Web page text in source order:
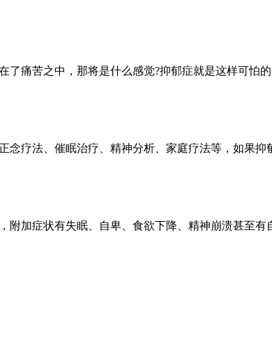
了痛苦之中，那将是什么感觉?抑郁症就是这样可怕
疗法、催眠治疗、精神分析、家庭疗法等，如果抑
加症状有失眠、自卑、食欲下降、精神崩溃甚至有